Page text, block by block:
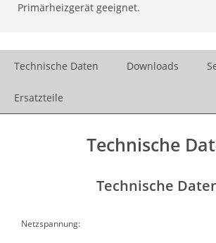
Primärheizgerät geeignet.
Technische Daten Downloads
Ersatzteile
Technische
Technische
Netzspannung: